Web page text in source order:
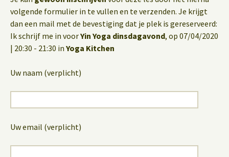
volgende formulier in te vullen en te verzenden. Je krijgt
dan een mail met de bevestiging dat je plek is gereserveerd:
Ik schrijf me in voorYin Yoga dinsdagavond, op 07/04/2020
| 20:30 - 21:30 in Yoga Kitchen
Uw naam (verplicht)
Uw email (verplicht)